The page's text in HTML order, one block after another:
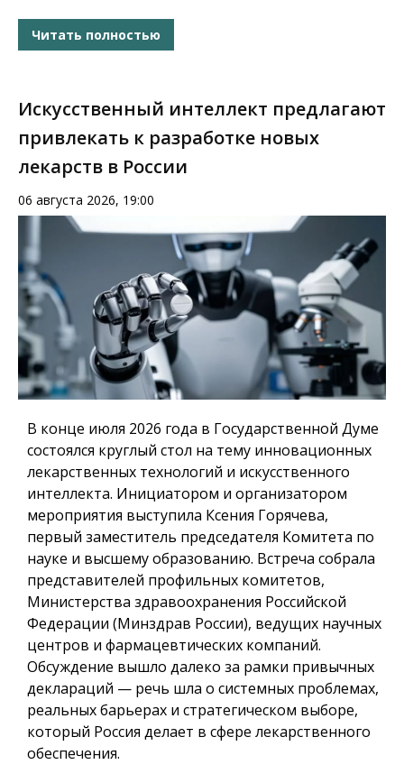
Читать полностью
Искусственный интеллект предлагают
привлекать к разработке новых
лекарств в России
06 августа 2026, 19:00
В конце июля 2026 года в Государственной Думе
состоялся круглый стол на тему инновационных
лекарственных технологий и искусственного
интеллекта. Инициатором и организатором
мероприятия выступила Ксения Горячева,
первый заместитель председателя Комитета по
науке и высшему образованию. Встреча собрала
представителей профильных комитетов,
Министерства здравоохранения Российской
Федерации (Минздрав России), ведущих научных
центров и фармацевтических компаний.
Обсуждение вышло далеко за рамки привычных
деклараций — речь шла о системных проблемах,
реальных барьерах и стратегическом выборе,
который Россия делает в сфере лекарственного
обеспечения.